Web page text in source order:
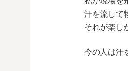
汗を流して
それが楽し
今の人は汗